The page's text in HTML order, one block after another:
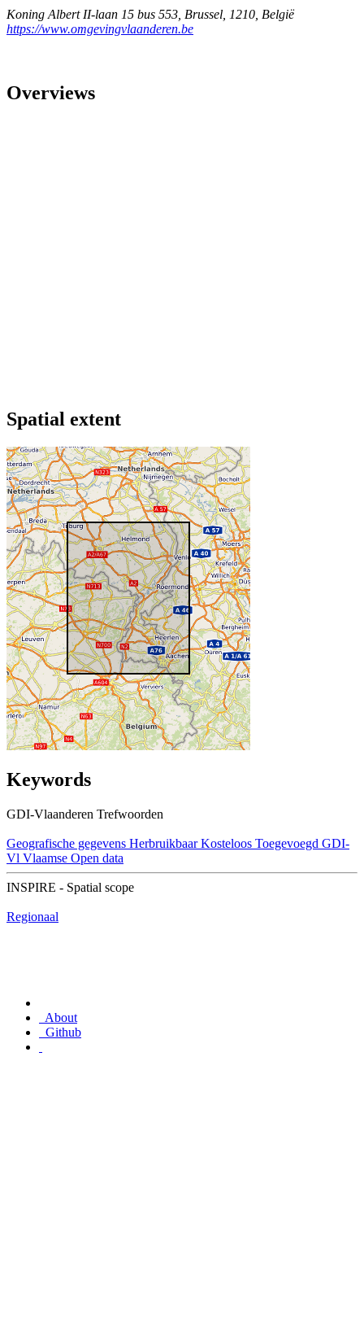
Koning Albert II-laan 15 bus 553 Brussel 1210 België
https://www.omgevingvlaanderen.be
Overviews
Spatial extent
Keywords
GDI-Vlaanderen Trefwoorden
Geografische gegevens Herbruikbaar Kosteloos Toegevoegd GDI-
Vl Vlaamse Open data
INSPIRE - Spatial scope
Regionaal
About
Github